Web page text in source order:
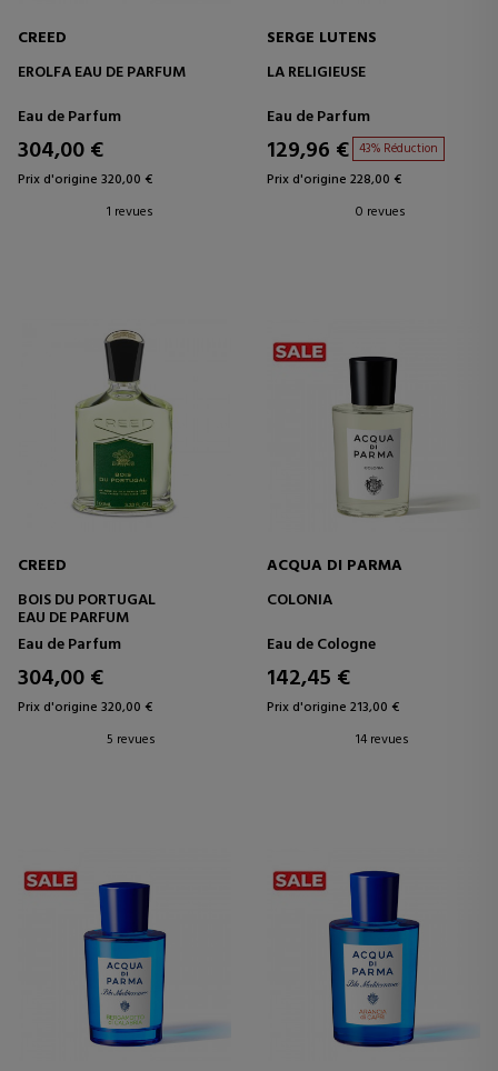
CREED
EROLFA EAU DE PARFUM
Eau de Parfum
304,00 €
Prix d'origine 320,00 €
1 revues
SERGE LUTENS
LA RELIGIEUSE
Eau de Parfum
129,96 € 43% Réduction
Prix d'origine 228,00 €
0 revues
CREED
BOIS DU PORTUGAL
EAU DE PARFUM
Eau de Parfum
304,00 €
Prix d'origine 320,00 €
5 revues
ACQUA DI PARMA
COLONIA
Eau de Cologne
142,45 €
Prix d'origine 213,00 €
14 revues